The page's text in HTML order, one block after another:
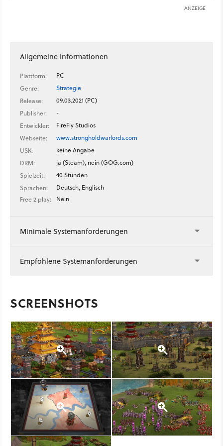
ANZEIGE
Allgemeine Informationen
Plattform:
PC
Genre:
Strategie
Release:
09.03.2021 (PC)
Publisher:
-
Entwickler:
FireFly Studios
Webseite:
www.strongholdwarlords.com
USK:
keine Angabe
DRM:
ja (Steam), nein (GOG.com)
Spielzeit:
40 Stunden
Sprachen:
Deutsch, Englisch
Free 2 play:
Nein
Minimale Systemanforderungen
Empfohlene Systemanforderungen
SCREENSHOTS